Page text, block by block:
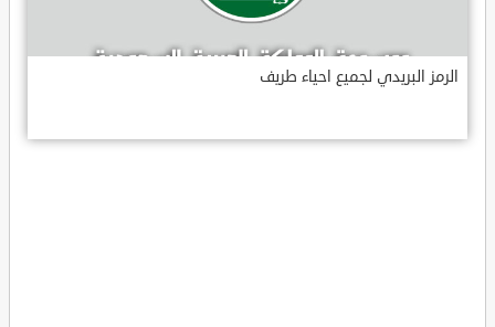
الرمز البريدي لجميع احياء طريف